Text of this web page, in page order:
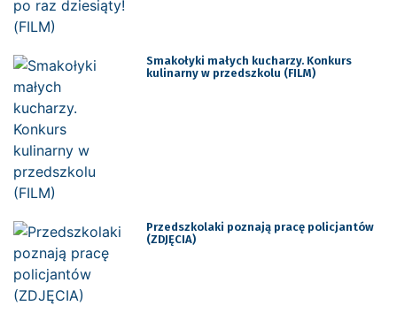
Smakołyki małych kucharzy. Konkurs
kulinarny w przedszkolu (FILM)
Przedszkolaki poznają pracę policjantów
(ZDJĘCIA)